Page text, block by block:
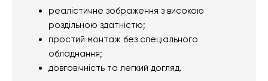
реалістичне зображення з високою
роздільною здатністю;
простий монтаж без спеціального
обладнання;
довговічність та легкий догляд.